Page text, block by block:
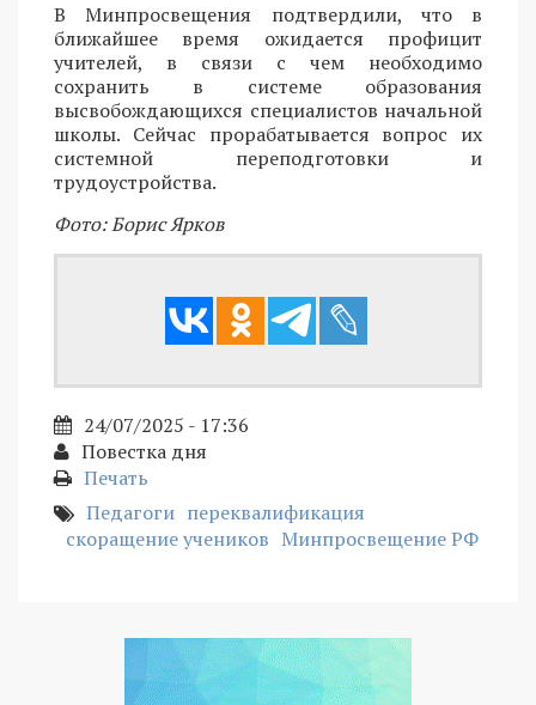
В Минпросвещения подтвердили, что в
ближайшее время ожидается профицит
учителей, в связи с чем необходимо
сохранить в системе образования
высвобождающихся специалистов начальной
школы. Сейчас прорабатывается вопрос их
системной переподготовки и
трудоустройства.
Фото: Борис Ярков
24/07/2025 - 17:36
Повестка дня
Печать
Педагоги переквалификация
скоращение учеников Минпросвещение РФ